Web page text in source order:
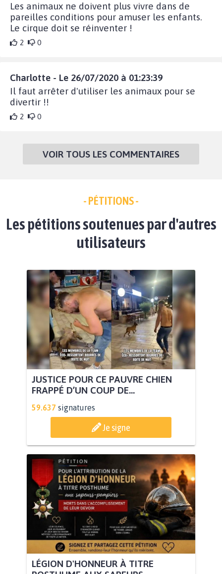
Les animaux ne doivent plus vivre dans de
pareilles conditions pour amuser les enfants.
Le cirque doit se réinventer !
2 0
Charlotte - Le 26/07/2020 à 01:23:39
Il faut arrêter d'utiliser les animaux pour se
divertir !!
2 0
VOIR TOUS LES COMMENTAIRES
- PÉTITIONS -
Les pétitions soutenues par d'autres
utilisateurs
JUSTICE POUR CE PAUVRE CHIEN
FRAPPÉ D’UN COUP DE...
59.637 signatures
Je signe
LÉGION D'HONNEUR À TITRE